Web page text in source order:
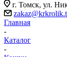
г. Томск, ​ул.
Главная
-
Каталог
-